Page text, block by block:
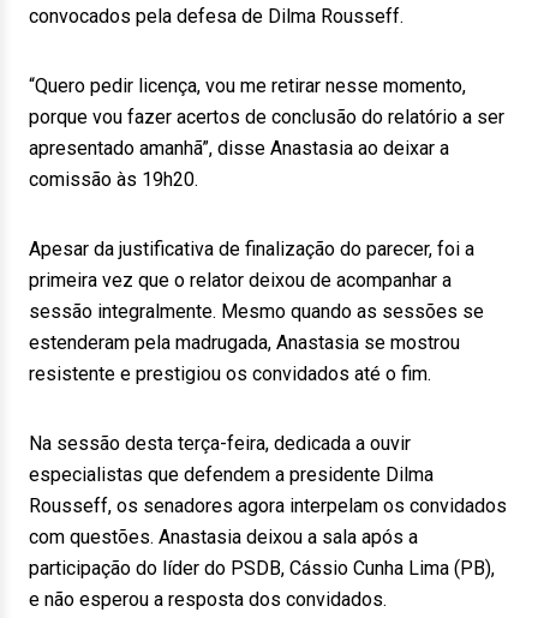
convocados pela defesa de Dilma Rousseff.
“Quero pedir licença, vou me retirar nesse momento,
porque vou fazer acertos de conclusão do relatório a ser
apresentado amanhã”, disse Anastasia ao deixar a
comissão às 19h20.
Apesar da justificativa de finalização do parecer, foi a
primeira vez que o relator deixou de acompanhar a
sessão integralmente. Mesmo quando as sessões se
estenderam pela madrugada, Anastasia se mostrou
resistente e prestigiou os convidados até o fim.
Na sessão desta terça-feira, dedicada a ouvir
especialistas que defendem a presidente Dilma
Rousseff, os senadores agora interpelam os convidados
com questões. Anastasia deixou a sala após a
participação do líder do PSDB, Cássio Cunha Lima (PB),
e não esperou a resposta dos convidados.